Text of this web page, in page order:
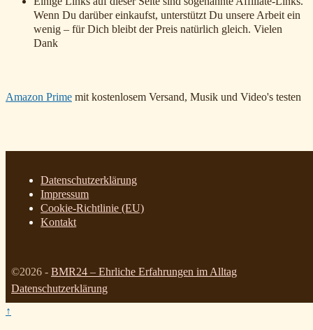
Wenn Du darüber einkaufst, unterstützt Du unsere Arbeit ein
wenig – für Dich bleibt der Preis natürlich gleich. Vielen
Dank
Amazon Prime mit kostenlosem Versand, Musik und Video's testen
Datenschutzerklärung
Impressum
Cookie-Richtlinie (EU)
Kontakt
©2026 - BMR24 – Ehrliche Erfahrungen im Alltag
Datenschutzerklärung
↑